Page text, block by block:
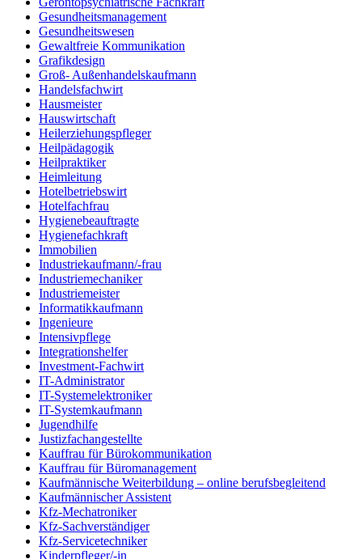
Gesundheitsmanagement
Gesundheitswesen
Gewaltfreie Kommunikation
Grafikdesign
Groß- Außenhandelskaufmann
Handelsfachwirt
Hausmeister
Hauswirtschaft
Heilerziehungspfleger
Heilpädagogik
Heilpraktiker
Heimleitung
Hotelbetriebswirt
Hotelfachfrau
Hygienebeauftragte
Hygienefachkraft
Immobilien
Industriekaufmann/-frau
Industriemechaniker
Industriemeister
Informatikkaufmann
Ingenieure
Intensivpflege
Integrationshelfer
Investment-Fachwirt
IT-Administrator
IT-Systemelektroniker
IT-Systemkaufmann
Jugendhilfe
Justizfachangestellte
Kauffrau für Bürokommunikation
Kauffrau für Büromanagement
Kaufmännische Weiterbildung – online berufsbegleitend
Kaufmännischer Assistent
Kfz-Mechatroniker
Kfz-Sachverständiger
Kfz-Servicetechniker
Kinderpfleger/-in